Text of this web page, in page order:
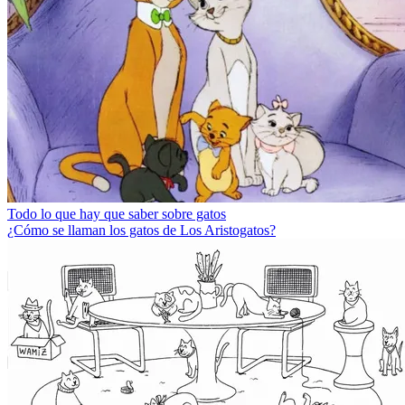
Todo lo que hay que saber sobre gatos
¿Cómo se llaman los gatos de Los Aristogatos?